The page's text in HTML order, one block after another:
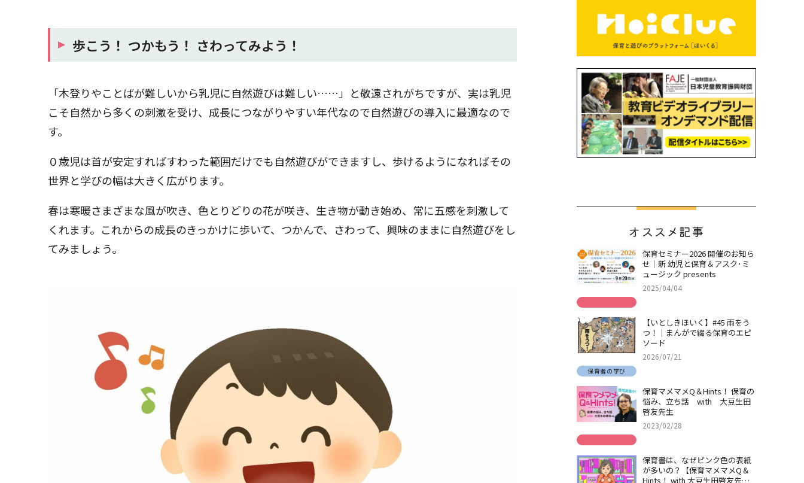
歩こう！ つかもう！ さわってみよう！
「木登りやことばが難しいから乳児に自然遊びは難しい……」と敬遠されがちですが、実は乳児
こそ自然から多くの刺激を受け、成長につながりやすい年代なので自然遊びの導入に最適なので
す。
０歳児は首が安定すればすわった範囲だけでも自然遊びができますし、歩けるようになればその
世界と学びの幅は大きく広がります。
春は寒暖さまざまな風が吹き、色とりどりの花が咲き、生き物が動き始め、常に五感を刺激して
くれます。これからの成長のきっかけに歩いて、つかんで、さわって、興味のままに自然遊びをし
てみましょう。
オススメ記事
保育セミナー2026 開催のお知ら
せ｜新 幼児と保育＆アスク･ミ
ュージック presents
2025/04/04
【いとしきほいく】#45 雨をう
つ！｜まんがで綴る保育のエピ
ソード
2026/07/21
保育者の学び
保育マメマメQ＆Hints！ 保育の
悩み、立ち話 with 大豆生田
啓友先生
2023/02/28
保育書は、なぜピンク色の表紙
が多いの？【保育マメマメQ＆
Hints！ with 大豆生田啓友先